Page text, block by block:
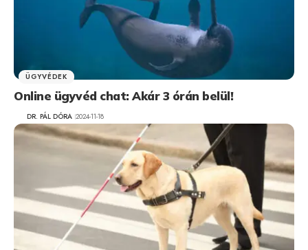
ÜGYVÉDEK
Online ügyvéd chat: Akár 3 órán belül!
DR. PÁL DÓRA 2024-11-18